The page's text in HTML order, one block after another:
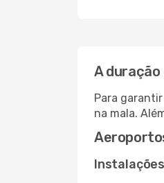
A duração
Para
na mala.